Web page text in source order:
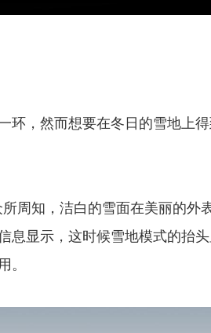
环，然而想要在冬日的雪地上
周知，洁白的雪面在美丽的外
息显示，这时候雪地模式的抬
。